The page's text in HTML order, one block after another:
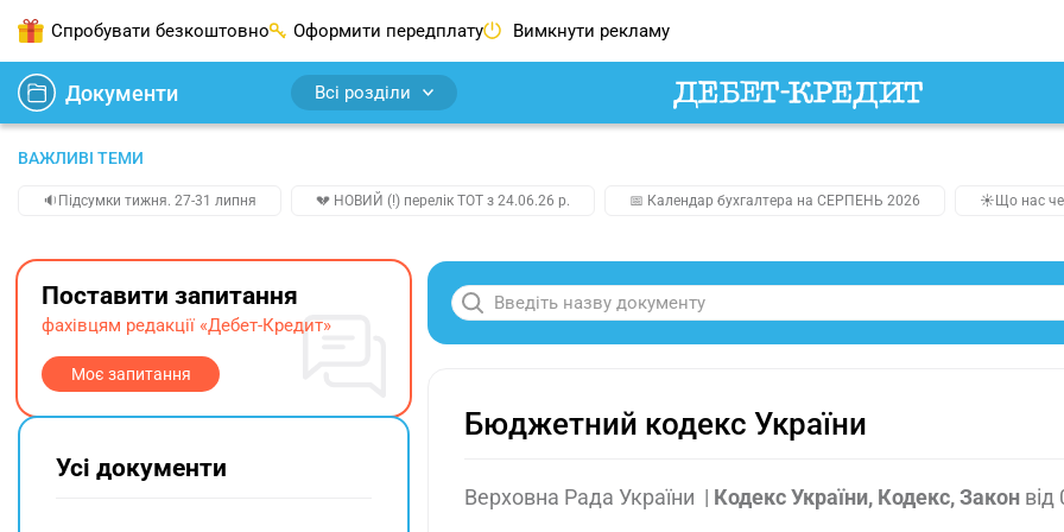
Спробувати безкоштовно Оформити передплату Вимкнути рекламу
Документи Всі розділи
ВАЖЛИВІ ТЕМИ
🔉Підсумки тижня. 27-31 липня 💔 НОВИЙ (!) перелік ТОТ з 24.06.26 р. 📅 Календар бухгалтера на СЕРПЕНЬ 2026 ☀️Що нас
Бюджетний кодекс України
Верховна Рада України | Кодекс України, Кодекс, Закон від
Поставити запитання
фахівцям редакції «Дебет-Кредит»
Моє запитання
Усі документи